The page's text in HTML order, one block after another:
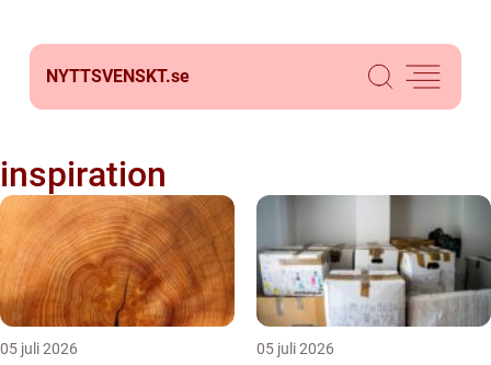
NYTTSVENSKT.se
inspiration
05 juli 2026 05 juli 2026